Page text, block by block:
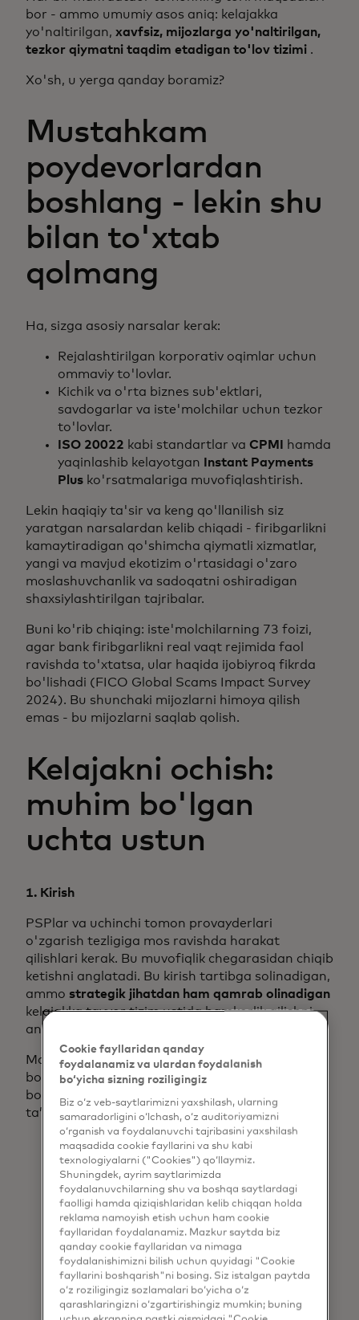
bor - ammo umumiy asos aniq: kelajakka
yo'naltirilgan, xavfsiz, mijozlarga yo'naltirilgan,
tezkor qiymatni taqdim etadigan to'lov tizimi .
Xo'sh, u yerga qanday boramiz?
Mustahkam
poydevorlardan
boshlang - lekin shu
bilan to'xtab
qolmang
Ha, sizga asosiy narsalar kerak:
Rejalashtirilgan korporativ oqimlar uchun
ommaviy to'lovlar.
Kichik va o'rta biznes sub'ektlari,
savdogarlar va iste'molchilar uchun tezkor
to'lovlar.
ISO 20022 kabi standartlar va CPMI
hamda
yaqinlashib kelayotgan
Instant Payments
Plus ko'rsatmalariga muvofiqlashtirish.
Lekin haqiqiy ta'sir va keng qo'llanilish siz
yaratgan narsalardan kelib chiqadi - firibgarlikni
kamaytiradigan qo'shimcha qiymatli xizmatlar,
yangi va mavjud ekotizim o'rtasidagi o'zaro
moslashuvchanlik va sadoqatni oshiradigan
shaxsiylashtirilgan tajribalar.
Buni ko'rib chiqing: iste'molchilarning 73 foizi,
agar bank firibgarlikni real vaqt rejimida faol
ravishda to'xtatsa, ular haqida ijobiyroq fikrda
bo'lishadi (FICO Global Scams Impact Survey
2024). Bu shunchaki mijozlarni himoya qilish
emas - bu mijozlarni saqlab qolish.
Kelajakni ochish:
muhim bo'lgan
uchta ustun
1. Kirish
PSPlar va uchinchi tomon provayderlari
o'zgarish tezligiga mos ravishda harakat
qilishlari kerak. Bu muvofiqlik chegarasidan chiqib
ketishni anglatadi. Bu kirish tartibga solinadigan,
ammo strategik jihatdan ham qamrab olinadigan
kelajakka tayyor tizim ustida hamkorlik qilishni
anglatadi.
Mastercard’ning global mahsulot va tijorat
bo‘yicha vitse-prezidenti Helena Forest yaqinda
bo‘lib o‘tgan tezkor to‘lovlar bo‘yicha panelda
ta’kidlaganidek, real vaqt rejimida to‘lovlar:
Bugun biz qo'llab-
quvvatlayotgan 12 ta bozordan
olgan xulosamiz shuki, barchaga
mos keladigan bitta yechim yo'q.
Mamlakatlar o'z sayohatlarining
turli boshlang'ich nuqtasida... va
turli xil tartibga solish
Cookie fayllaridan qanday
foydalanamiz va ulardan foydalanish
bo‘yicha sizning roziligingiz
Biz o‘z veb-saytlarimizni yaxshilash, ularning
samaradorligini o‘lchash, o‘z auditoriyamizni
o‘rganish va foydalanuvchi tajribasini yaxshilash
maqsadida cookie fayllarini va shu kabi
texnologiyalarni ("Cookies") qo‘llaymiz.
Shuningdek, ayrim saytlarimizda
foydalanuvchilarning shu va boshqa saytlardagi
faolligi hamda qiziqishlaridan kelib chiqqan holda
reklama namoyish etish uchun ham cookie
fayllaridan foydalanamiz. Mazkur saytda biz
qanday cookie fayllaridan va nimaga
foydalanishimizni bilish uchun quyidagi "Cookie
fayllarini boshqarish"ni bosing. Siz istalgan paytda
o‘z roziligingiz sozlamalari bo‘yicha o‘z
qarashlaringizni o‘zgartirishingiz mumkin; buning